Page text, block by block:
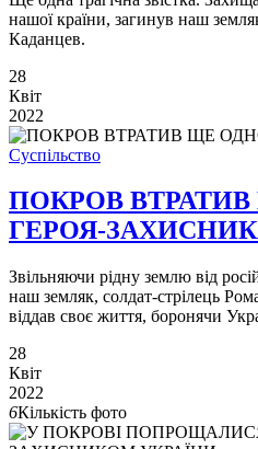
нашої країни, загинув наш
Каданцев.
28
Квіт
2022
Суспільство
ПОКРОВ
ГЕРОЯ-
Звільняючи рідну землю від
наш земляк, солдат-стрілець
віддав своє життя, боронячи
28
Квіт
2022
6Кількість фото